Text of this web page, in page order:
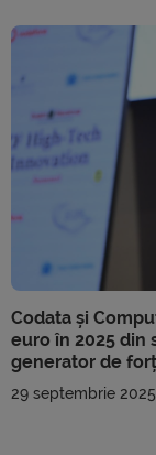
Codata și
euro în 2025 din
generator de
29 septembrie 2025